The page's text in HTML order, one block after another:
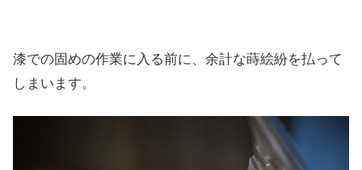
漆での固めの作業に入る前に、余計な蒔絵紛を払って
しまいます。